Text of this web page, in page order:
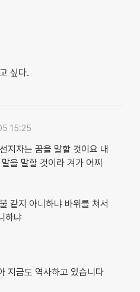
싶다.
15:25
지자는 꿈을 말할 것이요 내
을 말할 것이라 겨가 어찌
같지 아니하냐 바위를 쳐서
하냐
지금도 역사하고 있습니다